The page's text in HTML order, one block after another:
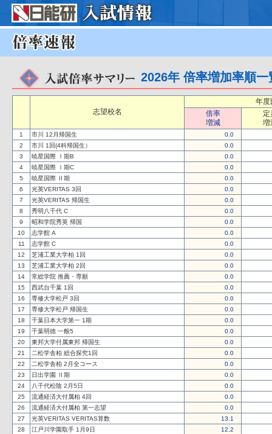
2026年 倍率増加率順
志望校名
年度
倍率
増減
定
増
1 市川 12月帰国生
0.0
2
市川 1回(4科帰国生）
0.0
3
暁星国際 Ⅰ期B
0.0
4
暁星国際 Ⅰ期C
0.0
5
暁星国際 Ⅱ期
0.0
6
光英VERITAS 3回
0.0
7
光英VERITAS 帰国生
0.0
8
秀明八千代 C
0.0
9
昭和学院秀英 帰国
0.0
10
志学館 A
0.0
11
志学館 C
0.0
12
芝浦工業大学柏 1回
0.0
13
芝浦工業大学柏 2回
0.0
14
常総学院 推薦・専願
0.0
15
西武台千葉 1回
0.0
16
専修大学松戸 3回
0.0
17
専修大学松戸 帰国生
0.0
18
千葉日本大学第一 1期
0.0
19
千葉明徳 一般5
0.0
20
東邦大学付属東邦 帰国生
0.0
21
二松学舎柏 総合探究1回
0.0
22
二松学舎柏 2月全コース
0.0
23
日出学園 Ⅱ期
0.0
24
八千代松陰 2月5日
0.0
25
流通経済大付属柏 4回
0.0
26
流通経済大付属柏 第一志望
0.0
27
光英VERITAS VERITAS算数
13.1
28
江戸川学園取手 1月9日
12.2